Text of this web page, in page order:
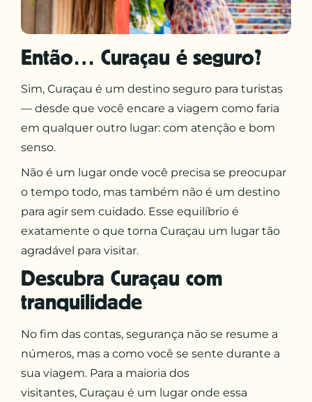
Então… Curaçau é seguro?
Sim, Curaçau é um destino seguro para turistas
— desde que você encare a viagem como faria
em qualquer outro lugar: com atenção e bom
senso.
Não é um lugar onde você precisa se preocupar
o tempo todo, mas também não é um destino
para agir sem cuidado. Esse equilíbrio é
exatamente o que torna Curaçau um lugar tão
agradável para visitar.
Descubra Curaçau com
tranquilidade
No fim das contas, segurança não se resume a
números, mas a como você se sente durante a
sua viagem. Para a maioria dos
visitantes, Curaçau é um lugar onde essa